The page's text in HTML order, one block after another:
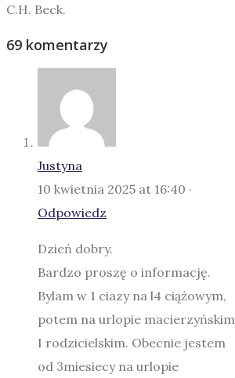
C.H. Beck.
69 komentarzy
Justyna
10 kwietnia 2025 at 16:40 ·
Odpowiedz
Dzień dobry.
Bardzo proszę o informację.
Bylam w 1 ciazy na l4 ciążowym,
potem na urlopie macierzyńskim
I rodzicielskim. Obecnie jestem
od 3miesiecy na urlopie